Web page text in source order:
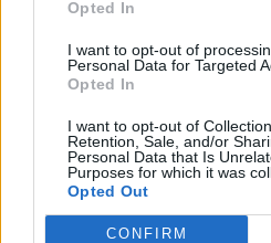
Opted In
I want to opt-out of
Personal Data for Targeted
Opted In
I want to opt-out of
Retention, Sale, and/or
Personal Data that Is
Purposes for which it was
Opted Out
CONFIRM